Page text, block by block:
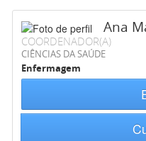
Ana
COORDENADOR(A)
CIÊNCIAS DA SAÚDE
Enfermagem